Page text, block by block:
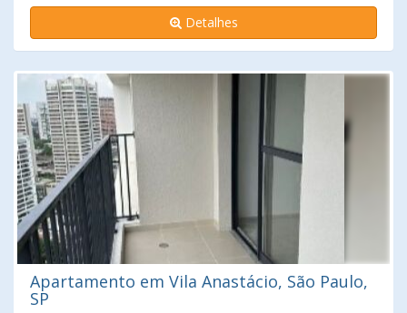
Garagem: 1 vaga demarcada Condomínio: Salão de festas,
quadra, playground, academia ao ar livre e feira às terças
na quadra Documentação: Regularizada Área Útil: 50,00
de lazer e segurança. Ideal para quem busca conforto e
praticidade na rotina.
Detalhes
Apartamento em Vila Anastácio, São Paulo,
SP